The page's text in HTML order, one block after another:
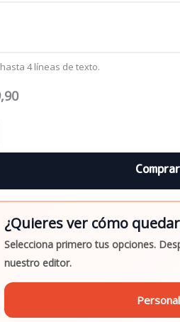
4 líneas de texto.
¿Quieres ver cómo
Selecciona primero tus opciones.
nuestro editor.